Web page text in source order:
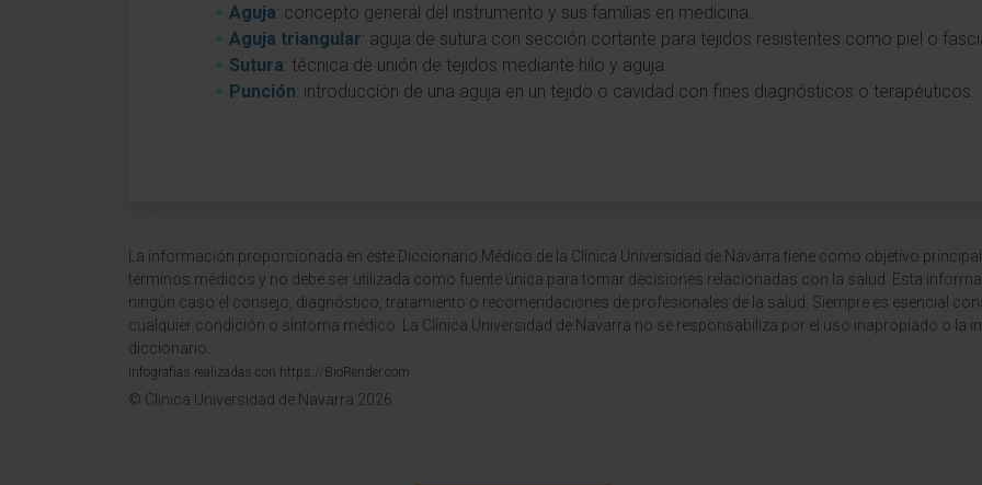
Aguja: concepto general del instrumento y sus familias en medicina.
Aguja triangular: aguja de sutura con sección cortante para tejidos resistentes como piel o
Sutura: técnica de unión de tejidos mediante hilo y aguja.
Punción: introducción de una aguja en un tejido o cavidad con fines diagnósticos o terapéuticos.
La información proporcionada en este Diccionario Médico de la Clínica Universidad de Navarra tiene como objetivo
términos médicos y no debe ser utilizada como fuente única para tomar decisiones relacionadas con la salud. Esta
ningún caso el consejo, diagnóstico, tratamiento o recomendaciones de profesionales de la salud. Siempre es esencial
cualquier condición o síntoma médico. La Clínica Universidad de Navarra no se responsabiliza por el uso inapropiado o la
diccionario.
Infografías realizadas con https://BioRender.com
© Clínica Universidad de Navarra 2026